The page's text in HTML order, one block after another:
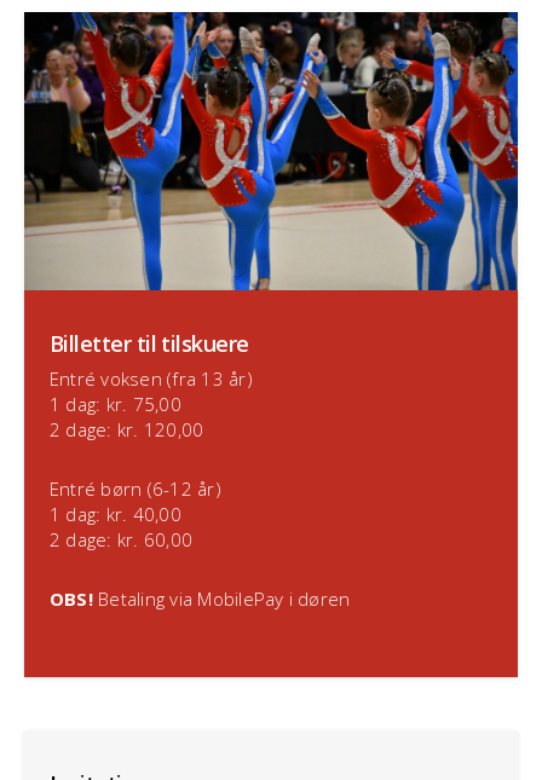
Billetter til tilskuere
Entré voksen (fra 13 år)
1 dag: kr. 75,00
2 dage: kr. 120,00
Entré børn (6-12 år)
1 dag: kr. 40,00
2 dage: kr. 60,00
OBS!Betaling via MobilePay i døren